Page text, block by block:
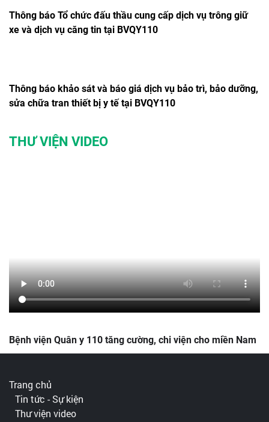
Thông báo Tổ chức đấu thầu cung cấp dịch vụ trông giữ
xe và dịch vụ căng tin tại BVQY110
Thông báo khảo sát và báo giá dịch vụ bảo trì, bảo dưỡng,
sửa chữa tran thiết bị y tế tại BVQY110
THƯ VIỆN VIDEO
Bệnh viện Quân y 110 tăng cường, chi viện cho miền Nam
Trang chủ
Tin tức - Sự kiện
Thư viện video